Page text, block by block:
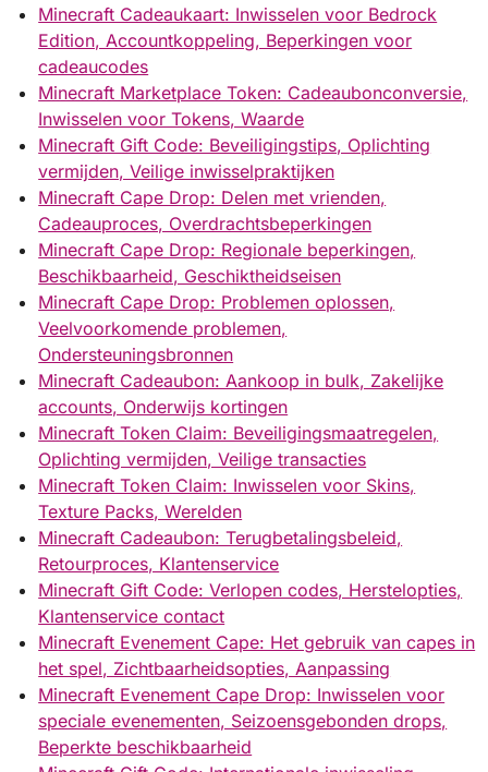
Minecraft Cadeaukaart: Inwisselen voor Bedrock
Edition, Accountkoppeling, Beperkingen voor
cadeaucodes
Minecraft Marketplace Token: Cadeaubonconversie,
Inwisselen voor Tokens, Waarde
Minecraft Gift Code: Beveiligingstips, Oplichting
vermijden, Veilige inwisselpraktijken
Minecraft Cape Drop: Delen met vrienden,
Cadeauproces, Overdrachtsbeperkingen
Minecraft Cape Drop: Regionale beperkingen,
Beschikbaarheid, Geschiktheidseisen
Minecraft Cape Drop: Problemen oplossen,
Veelvoorkomende problemen,
Ondersteuningsbronnen
Minecraft Cadeaubon: Aankoop in bulk, Zakelijke
accounts, Onderwijs kortingen
Minecraft Token Claim: Beveiligingsmaatregelen,
Oplichting vermijden, Veilige transacties
Minecraft Token Claim: Inwisselen voor Skins,
Texture Packs, Werelden
Minecraft Cadeaubon: Terugbetalingsbeleid,
Retourproces, Klantenservice
Minecraft Gift Code: Verlopen codes, Herstelopties,
Klantenservice contact
Minecraft Evenement Cape: Het gebruik van capes in
het spel, Zichtbaarheidsopties, Aanpassing
Minecraft Evenement Cape Drop: Inwisselen voor
speciale evenementen, Seizoensgebonden drops,
Beperkte beschikbaarheid